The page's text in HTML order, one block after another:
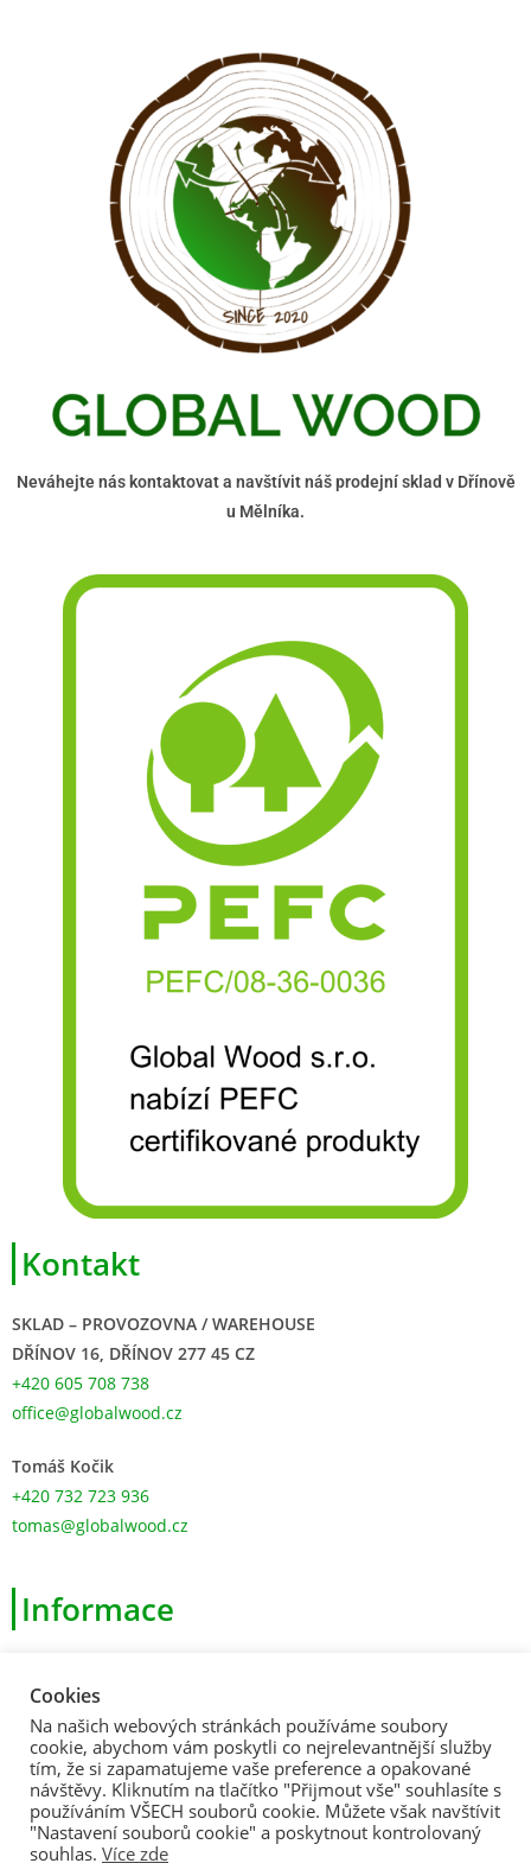
Neváhejte nás kontaktovat a navštívit náš prodejní sklad v Dřínově
u Mělníka.
Kontakt
SKLAD – PROVOZOVNA / WAREHOUSE
DŘÍNOV 16, DŘÍNOV 277 45 CZ
+420 605 708 738
office@globalwood.cz
Tomáš Kočik
+420 732 723 936
tomas@globalwood.cz
Informace
Zásady ochrany osobních údajů
Souhlas s použitím souborů cookies
Formulář pro odstoupení od Smlouvy
Formulář pro uplatnění reklamace
Cookies
Na našich webových stránkách používáme soubory
cookie, abychom vám poskytli co nejrelevantnější služby
tím, že si zapamatujeme vaše preference a opakované
návštěvy. Kliknutím na tlačítko "Přijmout vše" souhlasíte s
používáním VŠECH souborů cookie. Můžete však navštívit
"Nastavení souborů cookie" a poskytnout kontrolovaný
souhlas. Více zde